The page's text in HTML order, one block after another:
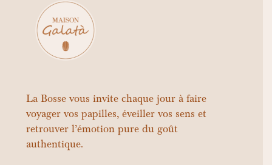
La Bosse vous invite chaque jour à faire
voyager vos papilles, éveiller vos sens et
retrouver l’émotion pure du goût
authentique.